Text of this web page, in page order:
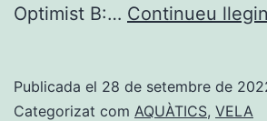
Optimist B:… Continueu
Publicada el 28 de setembre de
Categorizat com AQUÀTICS, VELA